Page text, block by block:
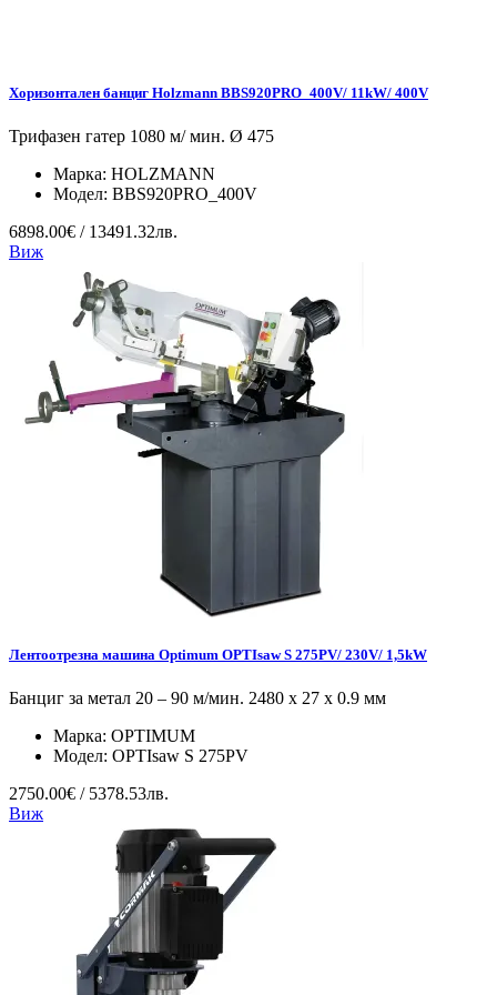
Хоризонтален банциг Holzmann BBS920PRO_400V/ 11kW/ 400V
Трифазен гатер 1080 м/ мин. Ø 475
Марка: HOLZMANN
Модел: BBS920PRO_400V
6898.00€ / 13491.32лв.
Виж
Лентоотрезна машина Optimum OPTIsaw S 275PV/ 230V/ 1,5kW
Банциг за метал 20 – 90 м/мин. 2480 х 27 х 0.9 мм
Марка: OPTIMUM
Модел: OPTIsaw S 275PV
2750.00€ / 5378.53лв.
Виж